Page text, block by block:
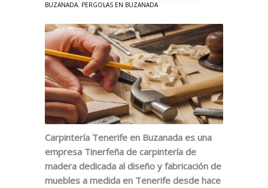
BUZANADA, PERGOLAS EN BUZANADA
Carpintería Tenerife en Buzanada es una
empresa Tinerfeña de carpintería de
madera dedicada al diseño y fabricación de
muebles a medida en Tenerife desde hace